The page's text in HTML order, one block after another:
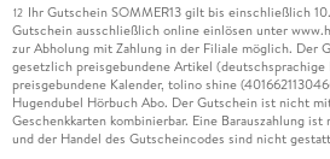
12 Ihr Gutschein SOMMER13 gilt bis einschließlich
Gutschein ausschließlich online einlösen unter
zur Abholung mit Zahlung in der Filiale möglich. Der
gesetzlich preisgebundene Artikel
preisgebundene Kalender, tolino shine
Hugendubel Hörbuch Abo. Der Gutschein ist nicht
Geschenkkarten kombinierbar. Eine Barauszahlung
und der Handel des Gutscheincodes sind nicht